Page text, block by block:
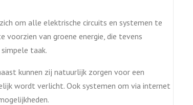
om alle elektrische circuits en systemen te
van groene energie, die tevens
taak.
kunnen zij natuurlijk zorgen voor een
wordt verlicht. Ook systemen om via internet